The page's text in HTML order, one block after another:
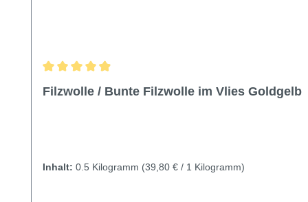
Durchschnittliche Bewertung von 4.93 von 5 Sternen
Filzwolle / Bunte Filzwolle im Vlies Goldgelb
Inhalt: 0.5 Kilogramm (39,80 € / 1 Kilogramm)